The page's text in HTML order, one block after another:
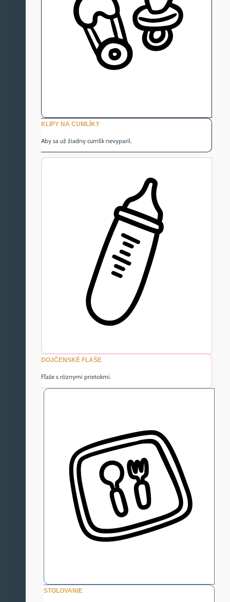
KLIPY NA CUMLÍKY
Aby sa už žiadny cumlík nevyparil.
DOJČENSKÉ FLAŠE
Fľaše s rôznymi prietokmi.
STOLOVANIE